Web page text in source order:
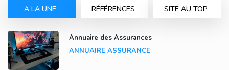
A LA UNE RÉFÉRENCES SITE AU TOP
Annuaire des Assurances
ANNUAIRE ASSURANCE